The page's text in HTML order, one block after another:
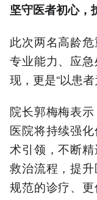
坚守医者初心，
此次两名高龄
专业能力、应
现，更是“以患
院长郭梅梅表
医院将持续强
术引领，不断
救治流程，提
规范的诊疗、